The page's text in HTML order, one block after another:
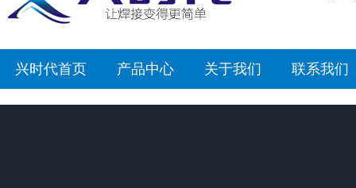
兴时代首页 产品中心 关于我们 联系我们